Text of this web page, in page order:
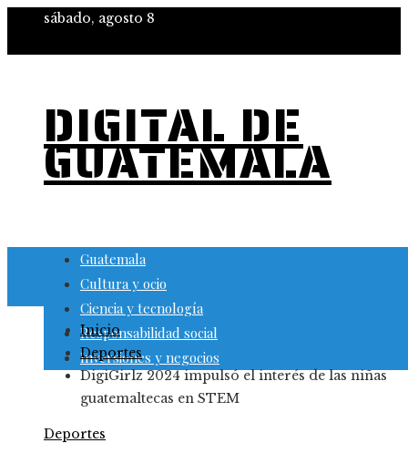
sábado, agosto 8
DIGITAL DE
GUATEMALA
Guatemala
Cultura y ocio
Ciencia y tecnología
Responsabilidad social
Inversiones y negocios
Inicio
Deportes
DigiGirlz 2024 impulsó el interés de las niñas
guatemaltecas en STEM
Deportes